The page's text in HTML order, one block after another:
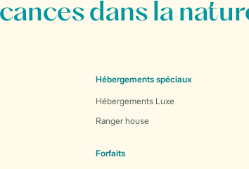
dans la
Hébergements spéciaux
Hébergements Luxe
Ranger house
Forfaits